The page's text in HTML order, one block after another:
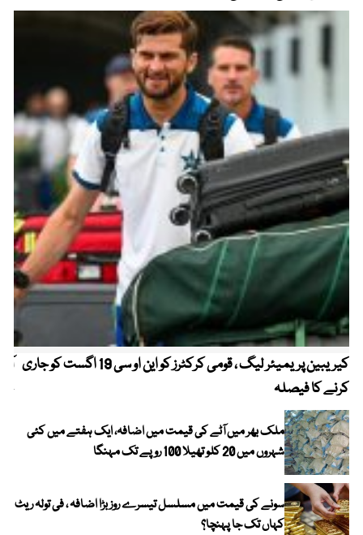
کیریبین پریمیئر لیگ ، قومی کرکٹرز کو این او سی 19 اگست کو جاری
کرنے کا فیصلہ
ملک بھر میں آٹے کی قیمت میں اضافہ، ایک ہفتے میں کئی
شہروں میں 20 کلو تھیلا 100 روپے تک مہنگا
سونے کی قیمت میں مسلسل تیسرے روز بڑا اضافہ ، فی تولہ ریٹ
کہاں تک جا پہنچا؟